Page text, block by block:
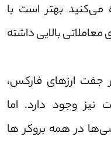
می‌کنید بهتر است با
معاملاتی بالایی داشته
جفت ارز‌های فارکس،
نیز وجود دارد. اما
در همه بروکر ها